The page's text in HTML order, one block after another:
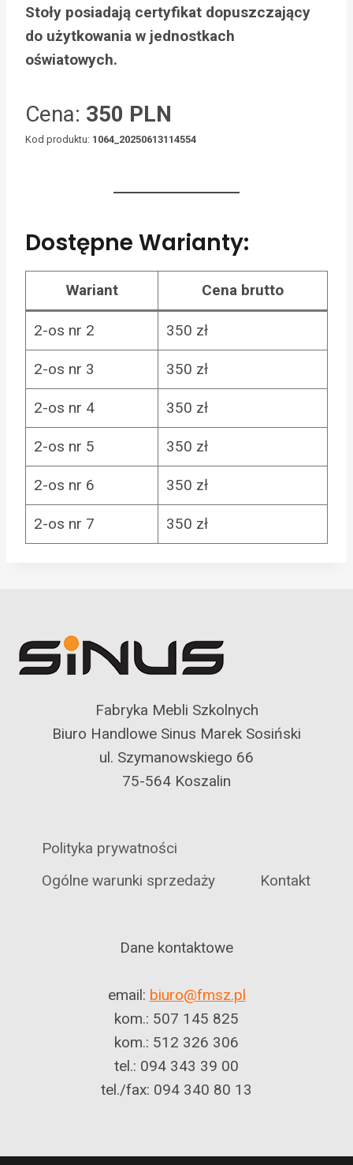
Stoły posiadają certyfikat dopuszczający
do użytkowania w jednostkach
oświatowych.
Cena: 350 PLN
Kod produktu: 1064_20250613114554
Dostępne Warianty:
Wariant Cena brutto
2-os nr 2 350 zł
2-os nr 3 350 zł
2-os nr 4 350 zł
2-os nr 5 350 zł
2-os nr 6 350 zł
2-os nr 7 350 zł
Fabryka Mebli Szkolnych
Biuro Handlowe Sinus Marek Sosiński
ul. Szymanowskiego 66
75-564 Koszalin
Polityka prywatności
Ogólne warunki sprzedaży
Kontakt
Dane kontaktowe
email: biuro@fmsz.pl
kom.: 507 145 825
kom.: 512 326 306
tel.: 094 343 39 00
tel./fax: 094 340 80 13